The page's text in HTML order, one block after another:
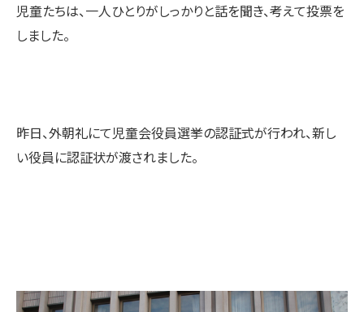
児童たちは、一人ひとりがしっかりと話を聞き、考えて投票を
しました。
昨日、外朝礼にて児童会役員選挙の認証式が行われ、新し
い役員に認証状が渡されました。